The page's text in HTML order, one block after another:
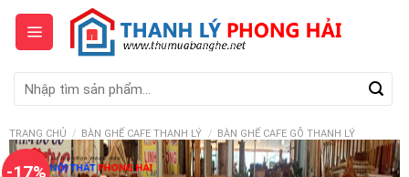
Skip
content
kiếm:
TRANG CHỦ / BÀN GHẾ CAFE THANH LÝ / BÀN GHẾ CAFE GỖ THANH LÝ
-17%